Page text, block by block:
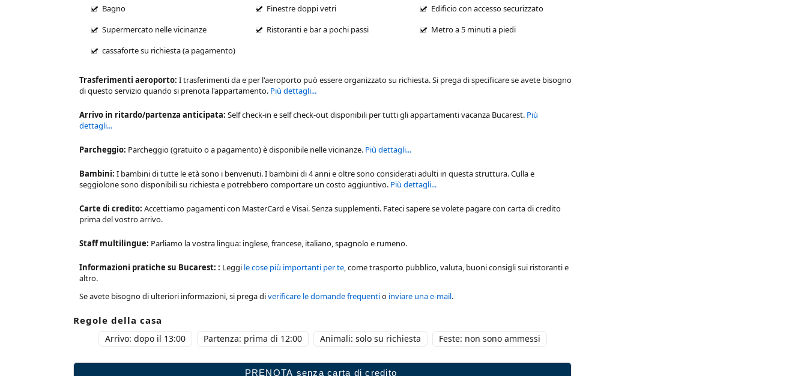
Bagno
Finestre doppi vetri
Edificio con accesso securizzato
Supermercato nelle vicinanze
Ristoranti e bar a pochi passi
Metro a 5 minuti a piedi
cassaforte su richiesta (a pagamento)
Trasferimenti aeroporto: I trasferimenti da e per l'aeroporto può essere organizzato su richiesta. Si prega di specificare se avete bisogno
di questo servizio quando si prenota l'appartamento. Più dettagli...
Arrivo in ritardo/partenza anticipata: Self check-in e self check-out disponibili per tutti gliappartamenti vacanza Bucarest. Più
dettagli...
Parcheggio: Parcheggio (gratuito o a pagamento) è disponibile nelle vicinanze. Più dettagli...
Bambini: I bambini di tutte le età sono i benvenuti. I bambini di 4 anni e oltre sono considerati adulti in questa struttura. Culla e
seggiolone sono disponibili su richiesta e potrebbero comportare un costo aggiuntivo. Più dettagli...
Carte di credito: Accettiamo pagamenti con MasterCard e Visai. Senza supplementi. Fateci sapere se volete pagare con carta di credito
prima del vostro arrivo.
Staff multilingue: Parliamo la vostra lingua: inglese, francese, italiano, spagnolo e rumeno.
Informazioni pratiche su Bucarest: : Leggi le cose più importanti per te, come trasporto pubblico, valuta, buoni consigli sui ristoranti e
altro.
Se avete bisogno di ulteriori informazioni, si prega diverificare le domande frequentio inviare una e-mail.
Regole della casa
Arrivo: dopo il 13:00 Partenza: prima di 12:00 Animali: solo su richiesta Feste: non sono ammessi